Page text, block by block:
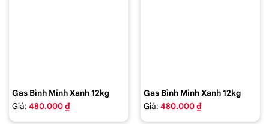
Gas Bình Minh Xanh 12kg
Giá: 480.000 ₫
Gas Bình Minh Xanh 12kg
Giá: 480.000 ₫